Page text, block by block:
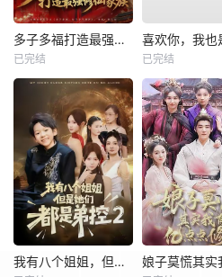
多子多福打造最强修仙家族
已完结 已完结
我有八个姐姐，但是他们都是弟控2